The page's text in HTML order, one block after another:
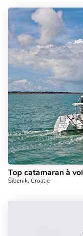
Top catamaran à
Šibenik, Croatie